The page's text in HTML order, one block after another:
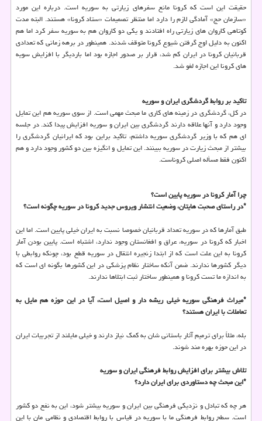
حقیقت این است که کرونا مانع سفرهای زیارتی به سوریه است. درباره این مورد
«سازمان حج» آمادگی لازم را دارد اما منتظر تصمیمات «ستاد کرونا» هستند. البته مدت
کوتاهی کاروان های زیارتی راه افتادند و یکی دو کاروان هم به سوریه سفر کرد اما هم
اکنون به دلیل اوج گرفتن شیوع کرونا متوقف شدند. همینطور در برهه زمانی که تعدادی
قربانیان کرونا در ایران کم شد، قرار بر صدور اجازه بود اما باردیگر با افزایش سویه
های کرونا این اجازه لغو شد.
تاکید بر روابط گردشگری ایران و سوریه
در کل، گردشگری در زمینه های کاری ما مبحث مهمی است. از سوی سوریه هم این تمایل
وجود دارد و آنها علاقه دارند گردشگری بین ایران و سوریه افزایش پیدا کند. در جلسه
ای هم که با وزیر گردشگری سوریه داشتم، تاکید براین بود که ایرانیان گردشگری را
بیشتر از مبحث زیارت در سوریه ببینند. این تمایل و انگیزه بین دو کشور وجود دارد و هم
اکنون فقط مسأله اصلی کروناست.
چرا آمار کرونا در سوریه پایین است؟
*در راستای صحبت هایتان، وضعیت انتشار ویروس جدید کرونا در سوریه چگونه است؟
طبق آمارها که در سوریه تعداد قربانیان خصوصا نسبت به ایران خیلی پایین است. اما این
اخبار که کرونا در سوریه، عراق و افغانستان وجود ندارد، اشتباه است. پایین بودن آمار
کرونا به این علت است که از ابتدا زنجیره انتقال در سوریه قطع بود، چونکه روابطی با
دیگر کشورها ندارند. ضمن آنکه ساختار نظام پزشکی در این کشورها بگونه ای است که
به اندازه ما تست کرونا و همینطور ساختار ثبت ابتلاها ندارند.
*میراث فرهنگی سوریه خیلی ریشه دار و اصیل است، آیا در این حوزه هم مایل به
تعاملات با ایران هستند؟
بله، مثلاً برای ترمیم آثار باستانی شان به کمک نیاز دارند و خیلی مایلند از تجربیات ایران
در این حوزه بهره مند شوند.
تلاش بیشتر برای افزایش روابط فرهنگی ایران و سوریه
*این مبحث چه دستاوردی برای ایران دارد؟
هر چه که تبادل و نزدیکی فرهنگی بین ایران و سوریه بیشتر شود، این به نفع دو کشور
است. سطح روابط فرهنگی ما با سوریه در قیاس با روابط اقتصادی و نظامی مان با این